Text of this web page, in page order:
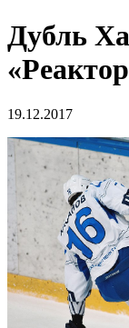
Дубль
19.12.2017